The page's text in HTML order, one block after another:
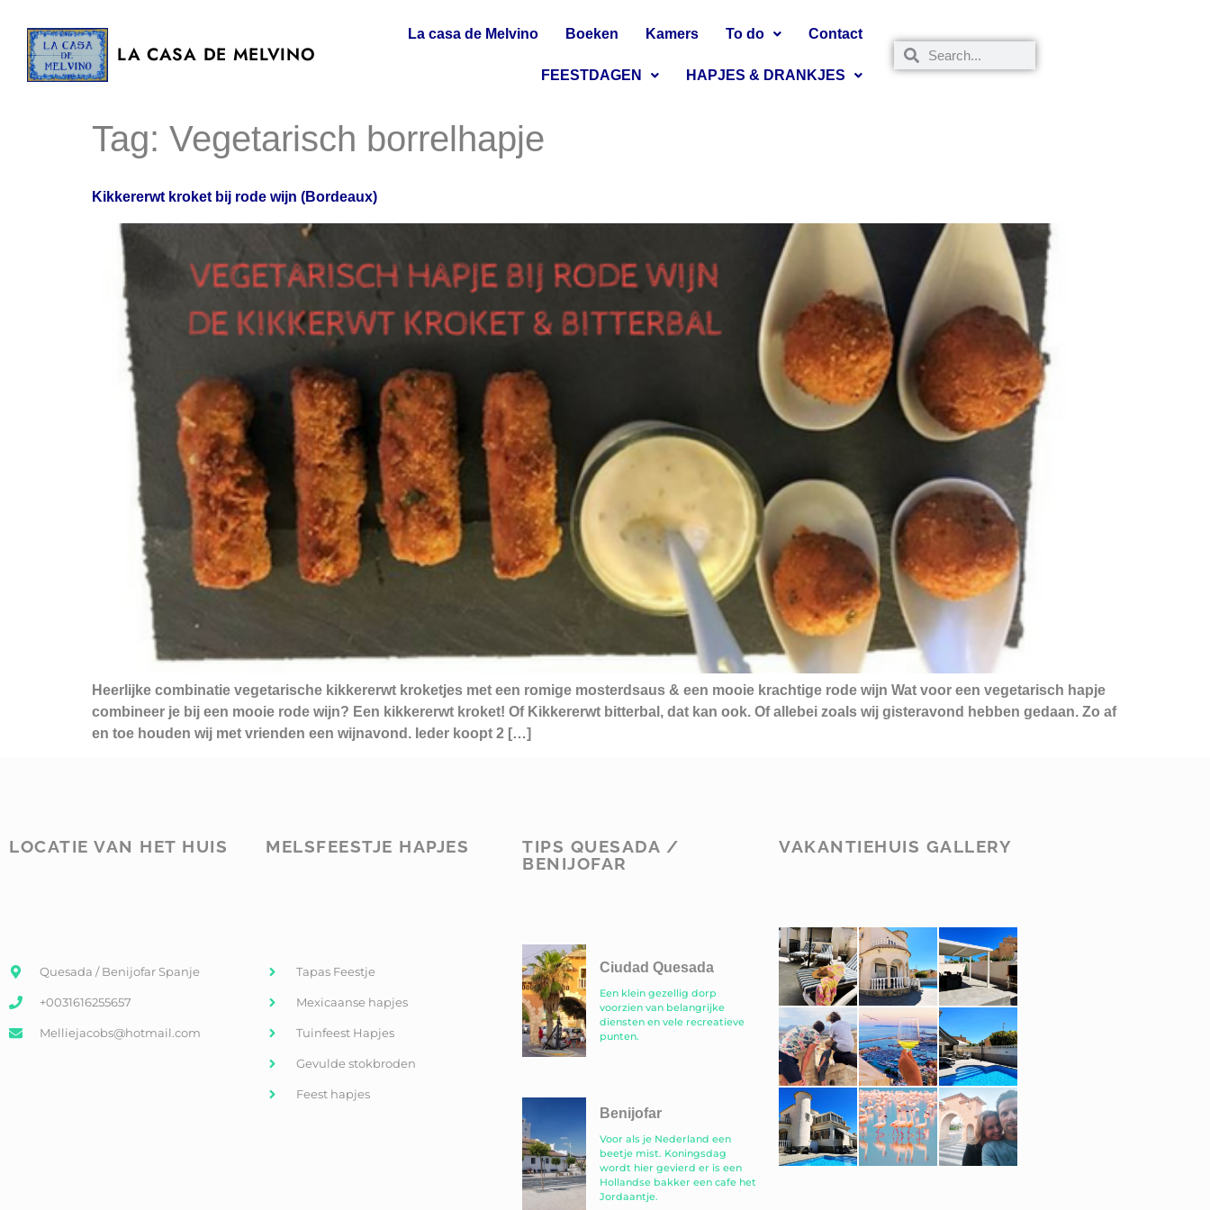
LA CASA DE MELVINO
La casa de Melvino Boeken Kamers To do Contact
FEESTDAGEN HAPJES & DRANKJES
Tag: Vegetarisch borrelhapje
Kikkererwt kroket bij rode wijn (Bordeaux)
Heerlijke combinatie vegetarische kikkererwt kroketjes met een romige mosterdsaus & een mooie krachtige rode wijn Wat voor een vegetarisch hapje
combineer je bij een mooie rode wijn? Een kikkererwt kroket! Of Kikkererwt bitterbal, dat kan ook. Of allebei zoals wij gisteravond hebben gedaan. Zo af
en toe houden wij met vrienden een wijnavond. Ieder koopt 2 […]
LOCATIE VAN HET HUIS
Quesada / Benijofar Spanje
+0031616255657
Melliejacobs@hotmail.com
MELSFEESTJE HAPJES
Tapas Feestje
Mexicaanse hapjes
Tuinfeest Hapjes
Gevulde stokbroden
Feest hapjes
TIPS QUESADA /
BENIJOFAR
Ciudad Quesada
Een klein gezellig dorp
voorzien van belangrijke
diensten en vele recreatieve
punten.
Benijofar
Voor als je Nederland een
beetje mist. Koningsdag
wordt hier gevierd er is een
Hollandse bakker een cafe het
Jordaantje.
VAKANTIEHUIS GALLERY